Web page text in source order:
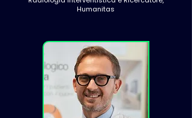
Humanitas